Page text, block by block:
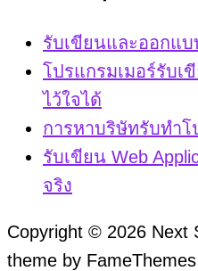
รับเขียนและออกแ
โปรแกรมเมอร์รับเ
ไว้ใจได้
การหาบริษัทรับทำโ
รับเขียน Web
จริง
Copyright © 2026 Next
theme by FameThemes